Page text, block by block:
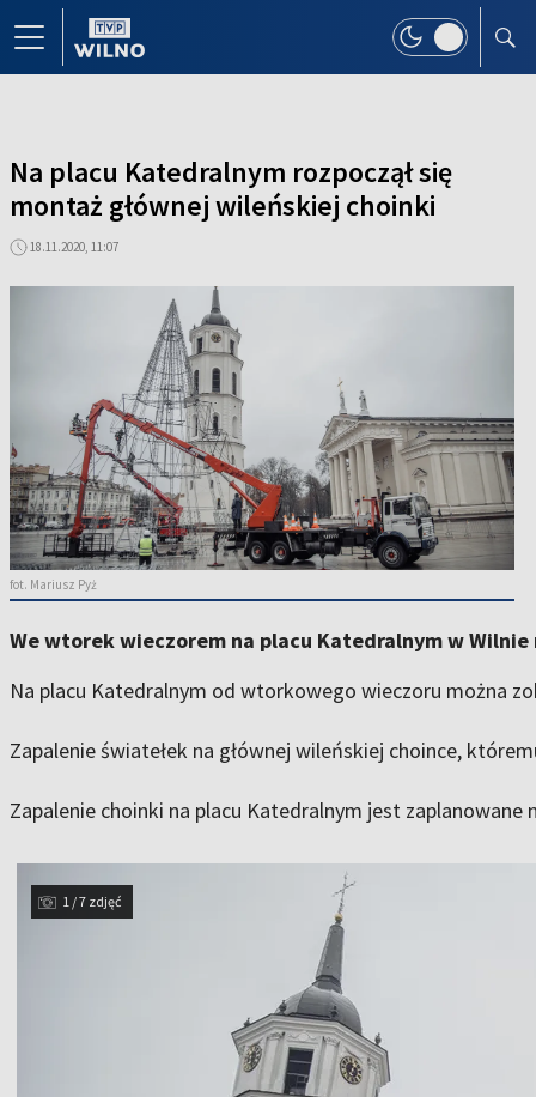
Na placu Katedralnym rozpoczął się
montaż głównej wileńskiej choinki
18.11.2020, 11:07
fot. Mariusz Pyż
We wtorek wieczorem na placu Katedralnym w
Na placu Katedralnym od wtorkowego wieczoru można
Zapalenie światełek na głównej wileńskiej choince,
Zapalenie choinki na placu Katedralnym jest
1 / 7 zdjęć